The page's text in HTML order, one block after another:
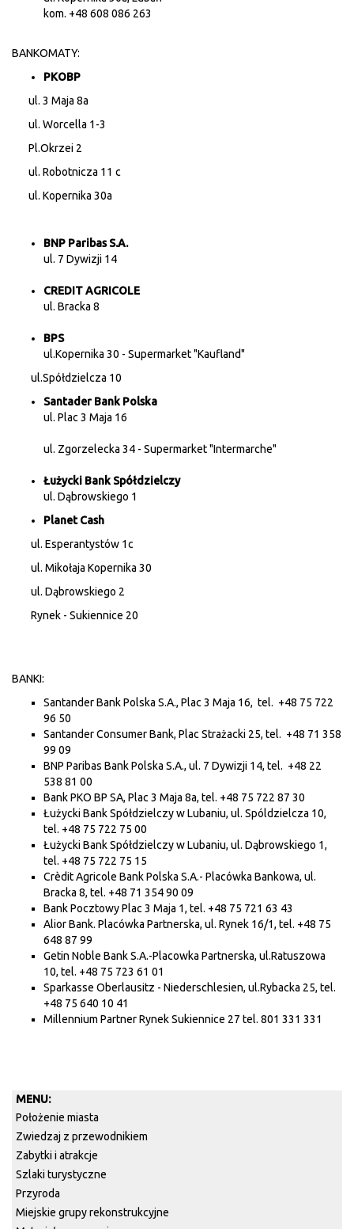
kom. +48 608 086 263
BANKOMATY:
PKOBP
ul. 3 Maja 8a
ul. Worcella 1-3
Pl.Okrzei 2
ul. Robotnicza 11 c
ul. Kopernika 30a
BNP Paribas S.A.
ul. 7 Dywizji 14
CREDIT AGRICOLE
ul. Bracka 8
BPS
ul.Kopernika 30 - Supermarket "Kaufland"
ul.Spółdzielcza 10
Santader Bank Polska
ul. Plac 3 Maja 16
ul. Zgorzelecka 34 - Supermarket "Intermarche"
Łużycki Bank Spółdzielczy
ul. Dąbrowskiego 1
Planet Cash
ul. Esperantystów 1c
ul. Mikołaja Kopernika 30
ul. Dąbrowskiego 2
Rynek - Sukiennice 20
BANKI:
Santander Bank Polska S.A., Plac 3 Maja 16, tel. +48 75 722
96 50
Santander Consumer Bank, Plac Strażacki 25, tel. +48 71 358
99 09
BNP Paribas Bank Polska S.A., ul. 7 Dywizji 14, tel. +48 22
538 81 00
Bank PKO BP SA, Plac 3 Maja 8a, tel. +48 75 722 87 30
Łużycki Bank Spółdzielczy w Lubaniu, ul. Spóldzielcza 10,
tel. +48 75 722 75 00
Łużycki Bank Spółdzielczy w Lubaniu, ul. Dąbrowskiego 1,
tel. +48 75 722 75 15
Crèdit Agricole Bank Polska S.A.- Placówka Bankowa, ul.
Bracka 8, tel. +48 71 354 90 09
Bank Pocztowy Plac 3 Maja 1, tel. +48 75 721 63 43
Alior Bank. Placówka Partnerska, ul. Rynek 16/1, tel. +48 75
648 87 99
Getin Noble Bank S.A.-Placowka Partnerska, ul.Ratuszowa
10, tel. +48 75 723 61 01
Sparkasse Oberlausitz - Niederschlesien, ul.Rybacka 25, tel.
+48 75 640 10 41
Millennium Partner Rynek Sukiennice 27 tel. 801 331 331
MENU:
Położenie miasta
Zwiedzaj z przewodnikiem
Zabytki i atrakcje
Szlaki turystyczne
Przyroda
Miejskie grupy rekonstrukcyjne